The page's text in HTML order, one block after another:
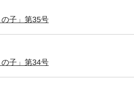
子」第35号
子」第34号